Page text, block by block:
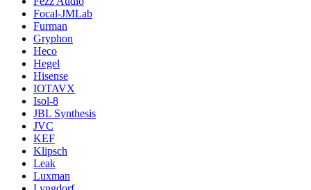
Focal-JMLab
Furman
Gryphon
Heco
Hegel
Hisense
IOTAVX
Isol-8
JBL Synthesis
JVC
KEF
Klipsch
Leak
Luxman